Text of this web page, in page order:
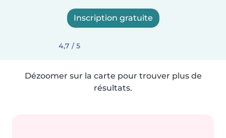
Inscription gratuite
4,7 / 5
Dézoomer sur la carte pour trouver plus de
résultats.